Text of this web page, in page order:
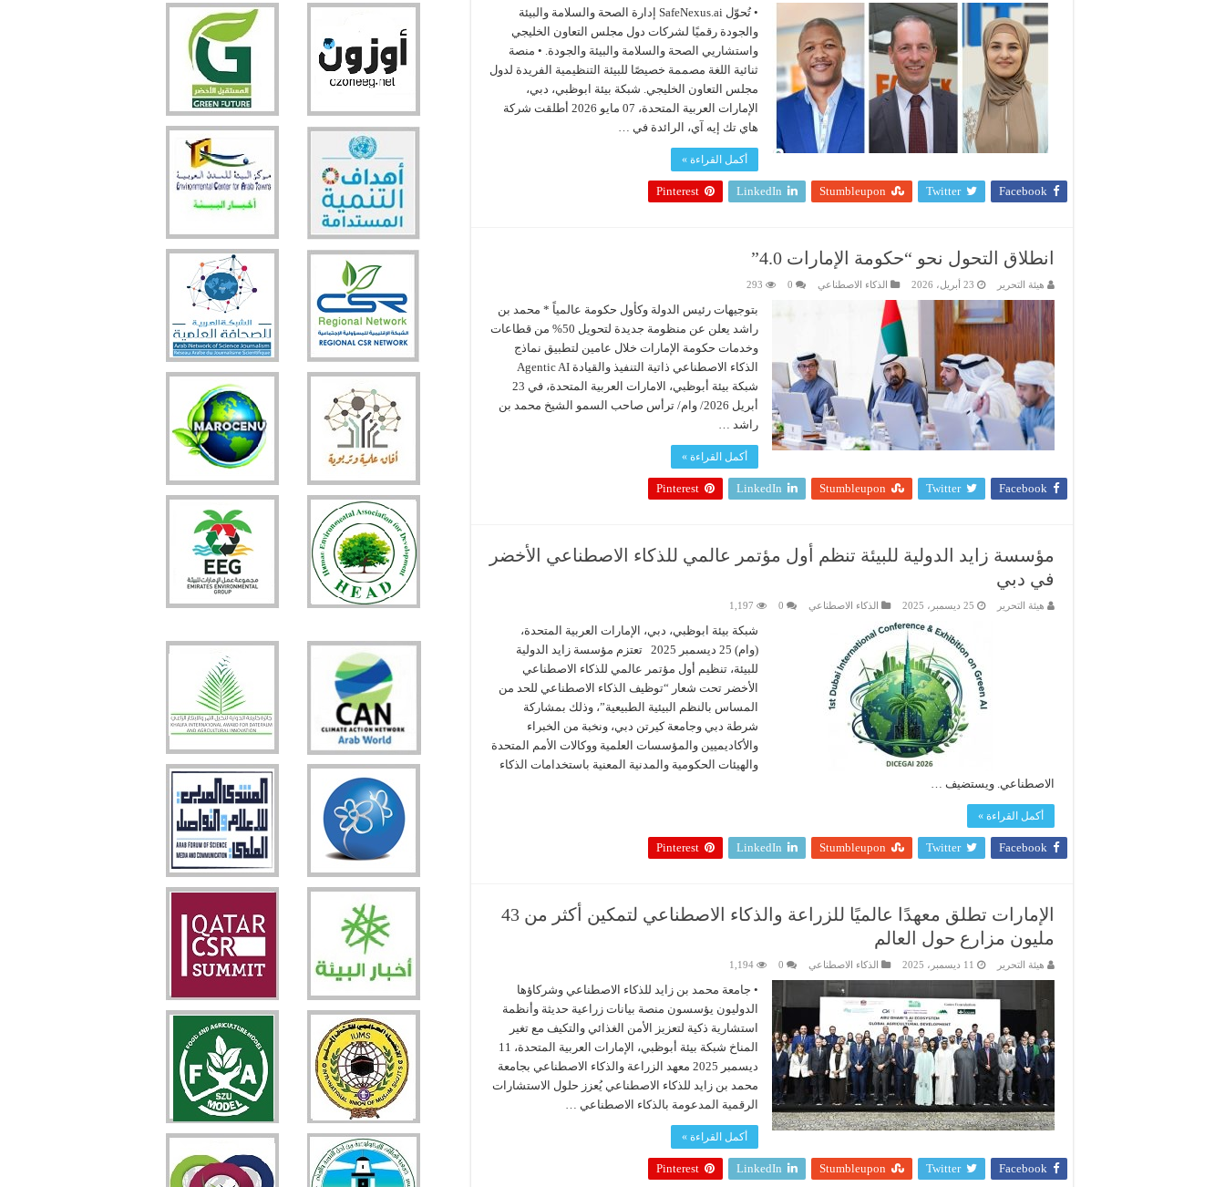
• تُحوّل SafeNexus.ai إدارة الصحة والسلامة والبيئة
والجودة رقميًا لشركات دول مجلس التعاون الخليجي
واستشاريي الصحة والسلامة والبيئة والجودة. • منصة
ثنائية اللغة مصممة خصيصًا للبيئة التنظيمية الفريدة لدول
مجلس التعاون الخليجي. شبكة بيئة ابوظبي، دبي،
الإمارات العربية المتحدة، 07 مايو 2026 أطلقت شركة
هاي تك إيه آي، الرائدة في …
أكمل القراءة »
Facebook
Twitter
Stumbleupon
LinkedIn
Pinterest
انطلاق التحول نحو “حكومة الإمارات 4.0”
هيئة التحرير 23 أبريل، 2026 الذكاء الاصطناعي 0
293
بتوجيهات رئيس الدولة وكأول حكومة عالمياً * محمد بن
راشد يعلن عن منظومة جديدة لتحويل 50% من قطاعات
وخدمات حكومة الإمارات خلال عامين لتطبيق نماذج
الذكاء الاصطناعي ذاتية التنفيذ والقيادة Agentic AI
شبكة بيئة أبوظبي، الامارات العربية المتحدة، في 23
أبريل 2026/ وام/ ترأس صاحب السمو الشيخ محمد بن
راشد …
أكمل القراءة »
Facebook
Twitter
Stumbleupon
LinkedIn
Pinterest
مؤسسة زايد الدولية للبيئة تنظم أول مؤتمر عالمي للذكاء الاصطناعي الأخضر
في دبي
هيئة التحرير 25 ديسمبر، 2025 الذكاء الاصطناعي 0
1,197
شبكة بيئة ابوظبي، دبي، الإمارات العربية المتحدة،
(وام) 25 ديسمبر 2025 تعتزم مؤسسة زايد الدولية
للبيئة، تنظيم أول مؤتمر عالمي للذكاء الاصطناعي
الأخضر تحت شعار “توظيف الذكاء الاصطناعي للحد من
المساس بالنظم البيئية الطبيعية”، وذلك بمشاركة
شرطة دبي وجامعة كيرتن دبي، ونخبة من الخبراء
والأكاديميين والمؤسسات العلمية ووكالات الأمم المتحدة
والهيئات الحكومية والمدنية المعنية باستخدامات الذكاء
الاصطناعي. ويستضيف …
أكمل القراءة »
Facebook
Twitter
Stumbleupon
LinkedIn
Pinterest
الإمارات تطلق معهدًا عالميًا للزراعة والذكاء الاصطناعي لتمكين أكثر من 43
مليون مزارع حول العالم
هيئة التحرير 11 ديسمبر، 2025 الذكاء الاصطناعي 0
1,194
• جامعة محمد بن زايد للذكاء الاصطناعي وشركاؤها
الدوليون يؤسسون منصة بيانات زراعية حديثة وأنظمة
استشارية ذكية لتعزيز الأمن الغذائي والتكيف مع تغير
المناخ شبكة بيئة أبوظبي، الإمارات العربية المتحدة، 11
ديسمبر 2025 معهد الزراعة والذكاء الاصطناعي بجامعة
محمد بن زايد للذكاء الاصطناعي يُعزز حلول الاستشارات
الرقمية المدعومة بالذكاء الاصطناعي …
أكمل القراءة »
Facebook
Twitter
Stumbleupon
LinkedIn
Pinterest